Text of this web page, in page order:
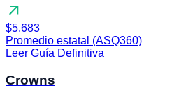
arrow_outward
$5,683
Promedio estatal (ASQ360)
Leer Guía Definitiva
Crowns